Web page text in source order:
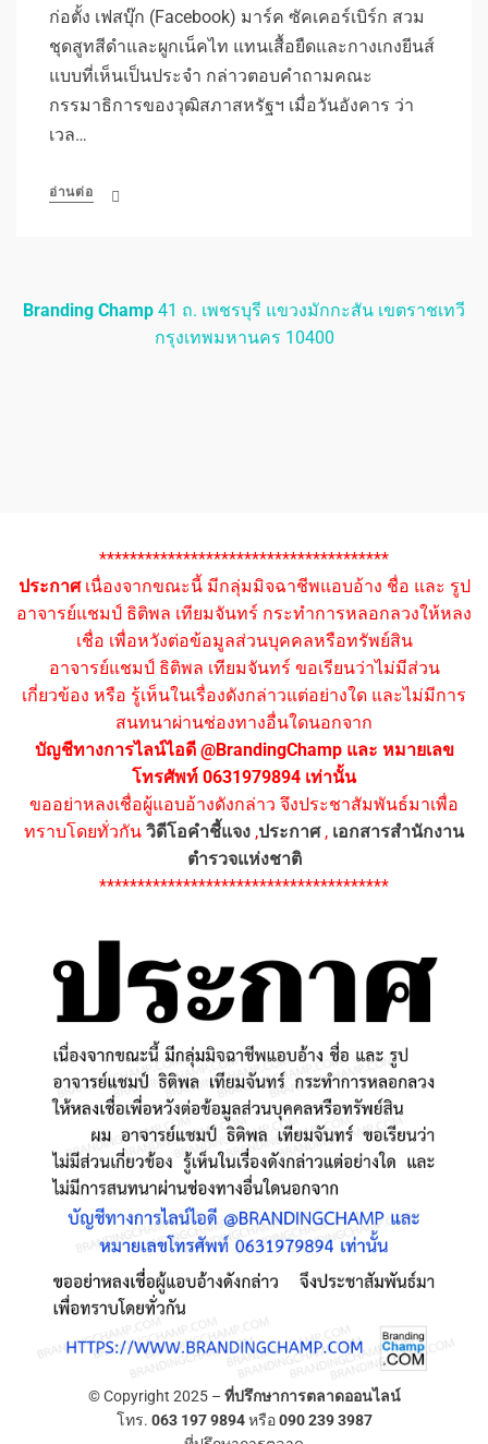
ก่อตั้ง เฟสบุ๊ก (Facebook) มาร์ค ซัคเคอร์เบิร์ก สวม
ชุดสูทสีดำและผูกเน็คไท แทนเสื้อยืดและกางเกงยีนส์
แบบที่เห็นเป็นประจำ กล่าวตอบคำถามคณะ
กรรมาธิการของวุฒิสภาสหรัฐฯ เมื่อวันอังคาร ว่า
เวล…
อ่านต่อ
Branding Champ 41 ถ. เพชรบุรี แขวงมักกะสัน เขตราชเทวี
กรุงเทพมหานคร 10400
**************************************
ประกาศเนื่องจากขณะนี้ มีกลุ่มมิจฉาชีพแอบอ้าง ชื่อ และ รูป
อาจารย์แชมป์ ธิติพล เทียมจันทร์ กระทำการหลอกลวงให้หลง
เชื่อ เพื่อหวังต่อข้อมูลส่วนบุคคลหรือทรัพย์สิน
อาจารย์แชมป์ ธิติพล เทียมจันทร์ ขอเรียนว่าไม่มีส่วน
เกี่ยวข้อง หรือ รู้เห็นในเรื่องดังกล่าวแต่อย่างใด และไม่มีการ
สนทนาผ่านช่องทางอื่นใดนอกจาก
บัญชีทางการไลน์ไอดี @BrandingChamp และ หมายเลข
โทรศัพท์ 0631979894 เท่านั้น
ขออย่าหลงเชื่อผู้แอบอ้างดังกล่าว จึงประชาสัมพันธ์มาเพื่อ
ทราบโดยทั่วกัน วิดีโอคำชี้แจง ,ประกาศ, เอกสารสำนักงาน
ตำรวจแห่งชาติ
**************************************
© Copyright 2025 – ที่ปรึกษาการตลาดออนไลน์
โทร. 063 197 9894หรือ090 239 3987